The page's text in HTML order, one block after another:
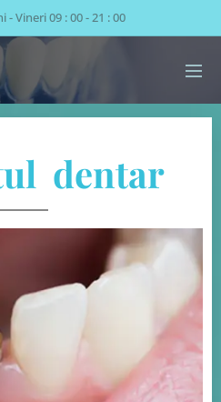
- Vineri 09 : 00 - 21 : 00
dentar